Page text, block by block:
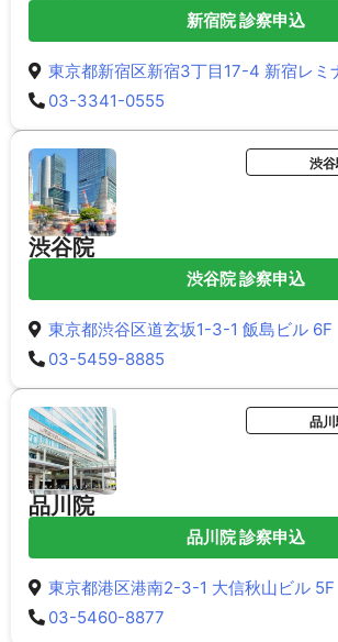
新宿院 診察申込
東京都新宿区新宿3丁目17-4 新宿レミ
03-3341-0555
渋谷院
渋
渋谷院 診察申込
東京都渋谷区道玄坂1-3-1 飯島ビル 6F
03-5459-8885
品川院
品
品川院 診察申込
東京都港区港南2-3-1 大信秋山ビル 5F
03-5460-8877